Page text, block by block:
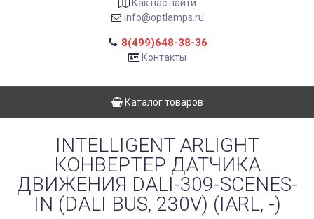
Как нас найти
info@optlamps.ru
8(499)648-38-36
Контакты
Каталог товаров
INTELLIGENT ARLIGHT
КОНВЕРТЕР ДАТЧИКА
ДВИЖЕНИЯ DALI-309-SCENES-
IN (DALI BUS, 230V) (IARL, -)